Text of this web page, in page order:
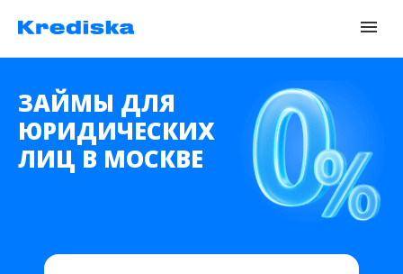
ЗАЙМЫ ДЛЯ
ЮРИДИЧЕСКИХ
ЛИЦ В МОСКВЕ